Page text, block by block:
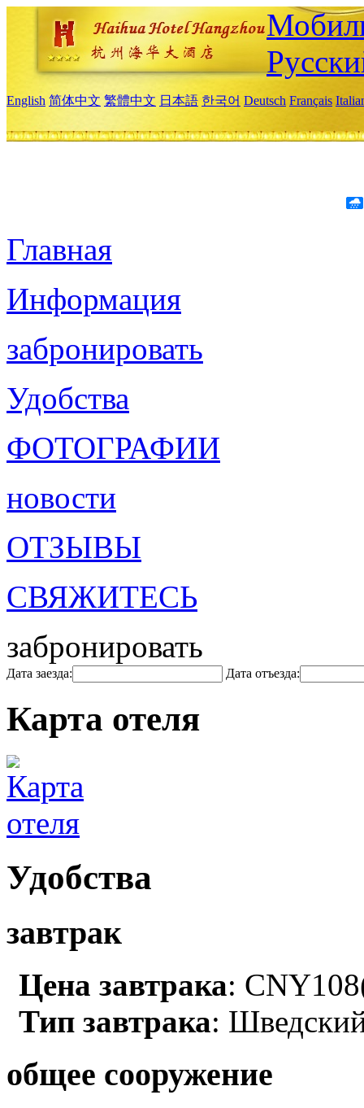
English 简体中文 繁體中文 日本語 한국어 Deutsch Français
Главная
Информация
забронировать
Удобства
ФОТОГРАФИИ
новости
ОТЗЫВЫ
СВЯЖИТЕСЬ
забронировать
Дата заезда: Дата отъезда:
Карта отеля
Удобства
завтрак
Цена завтрака:
Тип завтрака:
общее сооружение